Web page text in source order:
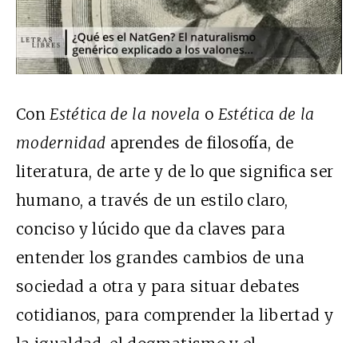
Con Estética de la novela o Estética de la
modernidad aprendes de filosofía, de
literatura, de arte y de lo que significa ser
humano, a través de un estilo claro,
conciso y lúcido que da claves para
entender los grandes cambios de una
sociedad a otra y para situar debates
cotidianos, para comprender la libertad y